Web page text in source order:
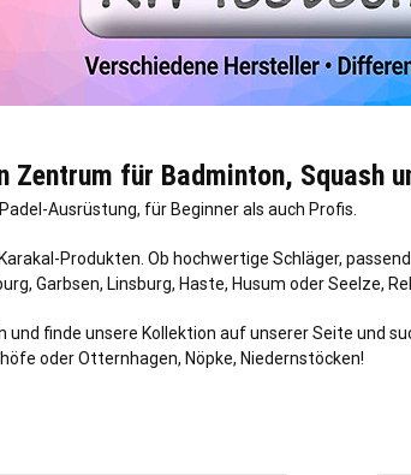
Zentrum für Badminton, Squash
Ausrüstung, für Beginner als auch Profis.
Produkten. Ob hochwertige Schläger,
Garbsen, Linsburg, Haste, Husum oder Seelze,
finde unsere Kollektion auf unserer Seite und
oder Otternhagen, Nöpke, Niedernstöcken!